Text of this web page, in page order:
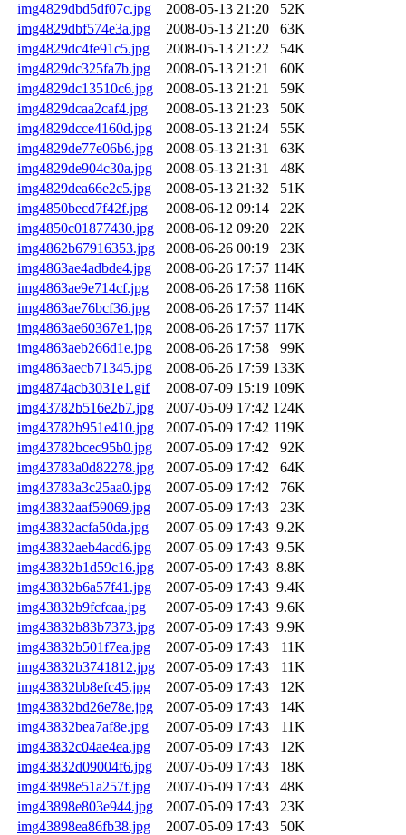
img4829dbd5df07c.jpg 2008-05-13 21:20
52K
img4829dbf574e3a.jpg
2008-05-13 21:20
63K
img4829dc4fe91c5.jpg
2008-05-13 21:22
54K
img4829dc325fa7b.jpg
2008-05-13 21:21
60K
img4829dc13510c6.jpg
2008-05-13 21:21
59K
img4829dcaa2caf4.jpg
2008-05-13 21:23
50K
img4829dcce4160d.jpg
2008-05-13 21:24
55K
img4829de77e06b6.jpg
2008-05-13 21:31
63K
img4829de904c30a.jpg
2008-05-13 21:31
48K
img4829dea66e2c5.jpg
2008-05-13 21:32
51K
img4850becd7f42f.jpg
2008-06-12 09:14
22K
img4850c01877430.jpg
2008-06-12 09:20
22K
img4862b67916353.jpg
2008-06-26 00:19
23K
img4863ae4adbde4.jpg
2008-06-26 17:57 114K
img4863ae9e714cf.jpg
2008-06-26 17:58 116K
img4863ae76bcf36.jpg
2008-06-26 17:57 114K
img4863ae60367e1.jpg
2008-06-26 17:57 117K
img4863aeb266d1e.jpg
2008-06-26 17:58
99K
img4863aecb71345.jpg
2008-06-26 17:59 133K
img4874acb3031e1.gif
2008-07-09 15:19 109K
img43782b516e2b7.jpg
2007-05-09 17:42 124K
img43782b951e410.jpg
2007-05-09 17:42 119K
img43782bcec95b0.jpg
2007-05-09 17:42
92K
img43783a0d82278.jpg
2007-05-09 17:42
64K
img43783a3c25aa0.jpg
2007-05-09 17:42
76K
img43832aaf59069.jpg
2007-05-09 17:43
23K
img43832acfa50da.jpg
2007-05-09 17:43 9.2K
img43832aeb4acd6.jpg
2007-05-09 17:43 9.5K
img43832b1d59c16.jpg
2007-05-09 17:43 8.8K
img43832b6a57f41.jpg
2007-05-09 17:43 9.4K
img43832b9fcfcaa.jpg
2007-05-09 17:43 9.6K
img43832b83b7373.jpg
2007-05-09 17:43 9.9K
img43832b501f7ea.jpg
2007-05-09 17:43
11K
img43832b3741812.jpg
2007-05-09 17:43
11K
img43832bb8efc45.jpg
2007-05-09 17:43
12K
img43832bd26e78e.jpg
2007-05-09 17:43
14K
img43832bea7af8e.jpg
2007-05-09 17:43
11K
img43832c04ae4ea.jpg
2007-05-09 17:43
12K
img43832d09004f6.jpg
2007-05-09 17:43
18K
img43898e51a257f.jpg
2007-05-09 17:43
48K
img43898e803e944.jpg
2007-05-09 17:43
23K
img43898ea86fb38.jpg
2007-05-09 17:43
50K